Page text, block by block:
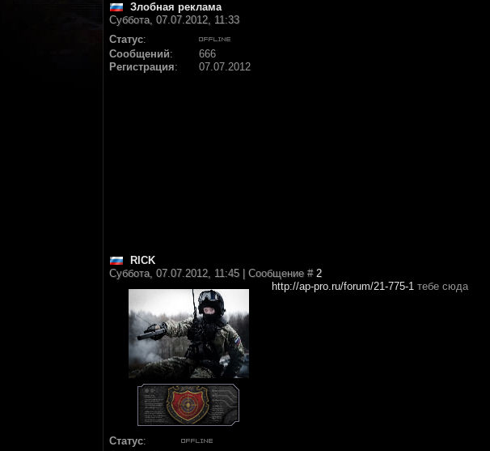
Злобная реклама
Суббота, 07.07.2012, 11:33
Статус:
Сообщений:
666
Регистрация: 07.07.2012
RICK
Суббота, 07.07.2012, 11:45 | Сообщение # 2
Статус:
http://ap-pro.ru/forum/21-775-1 тебе сюда